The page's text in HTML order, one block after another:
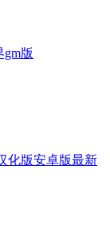
gm版
化版安卓版最新